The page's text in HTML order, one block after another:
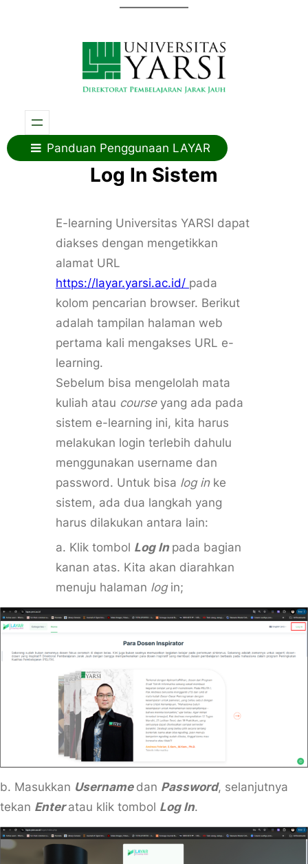
Panduan Penggunaan LAYAR
Log In Sistem
E-learning Universitas YARSI dapat
diakses dengan mengetikkan
alamat URL
https://layar.yarsi.ac.id/ pada
kolom pencarian browser. Berikut
adalah tampilan halaman web
pertama kali mengakses URL e-
learning.
Sebelum bisa mengelolah mata
kuliah atau course yang ada pada
sistem e-learning ini, kita harus
melakukan login terlebih dahulu
menggunakan username dan
password. Untuk bisa log inke
sistem, ada dua langkah yang
harus dilakukan antara lain:
a. Klik tombol Log In pada bagian
kanan atas. Kita akan diarahkan
menuju halaman login;
b. Masukkan Username dan Password, selanjutnya
tekan Enter atau klik tombol Log In.